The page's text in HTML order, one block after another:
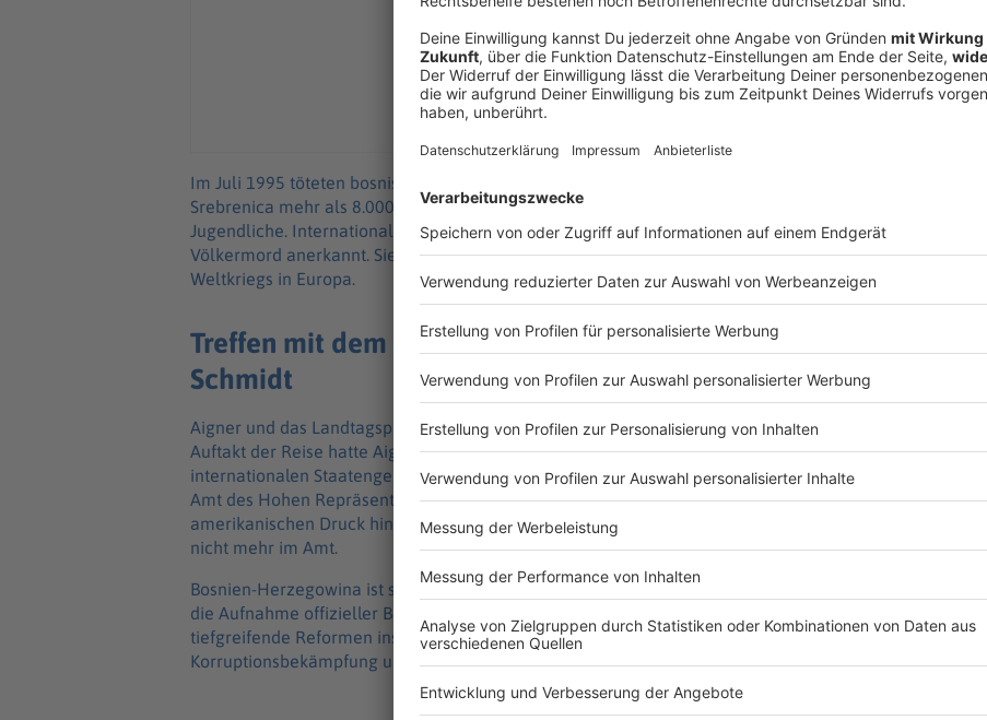
Im Juli 1995 töteten bosnisch-serbische Truppen in dem im Osten des Landes gelegenen
Srebrenica mehr als 8.000 Menschen, in der Mehrzahl muslimische Männer und männliche
Jugendliche. Internationale Gerichte haben die grauenvolle Episode im Bosnien-Krieg als
Völkermord anerkannt. Sie gilt als das schlimmste Massaker seit dem Ende des Zweiten
Weltkriegs in Europa.
Treffen mit dem ehemaligen Hohen Repräsentanten
Schmidt
Aigner und das Landtagspräsidium sind drei Tage zu Besuch in Bosnien-Herzegowina. Zum
Auftakt der Reise hatte Aigner am Mittwoch den ehemaligen Bosnien-Beauftragten der
internationalen Staatengemeinschaft, Christian Schmidt (CSU), getroffen. Schmidt hatte das
Amt des Hohen Repräsentanten für Bosnien-Herzegowina seit 2021 inne. Auf
amerikanischen Druck hin hatte er im Mai seinen Rücktritt angekündigt - seit 1. Juli ist er nun
nicht mehr im Amt.
Bosnien-Herzegowina ist seit 2022 EU-Beitrittskandidat. 2024 beschloss der Europäische Rat
die Aufnahme offizieller Beitrittsverhandlungen. Davor muss das Land aber noch
tiefgreifende Reformen insbesondere in den Bereichen Demokratie, Rechtsstaatlichkeit und
Korruptionsbekämpfung umsetzen.